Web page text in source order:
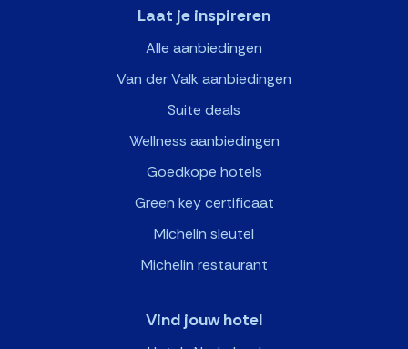
Laat je inspireren
Alle aanbiedingen
Van der Valk aanbiedingen
Suite deals
Wellness aanbiedingen
Goedkope hotels
Green key certificaat
Michelin sleutel
Michelin restaurant
Vind jouw hotel